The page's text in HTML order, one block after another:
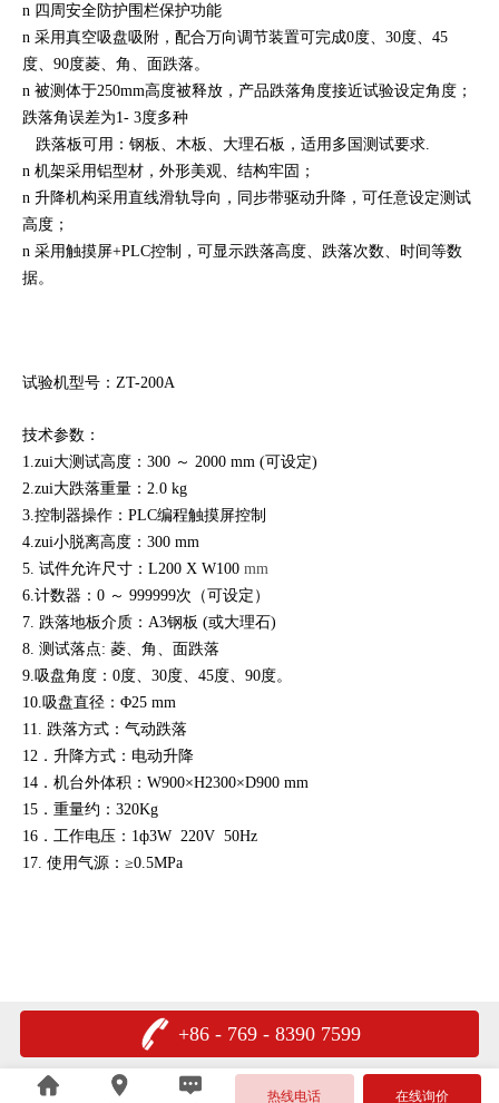
n 四周安全防护围栏保护功能
n 采用真空吸盘吸附，配合万向调节装置可完成0度、30度、45
度、90度菱、角、 面跌落。
n 被测体于250mm高度被释放，产品跌落角度接近试验设定角度；
跌落角误差为1- 3度多种
跌落板可用：钢板、木板、大理石板，适用多国测试要求
n 机架采用铝型材，外形美观、结构牢固；
n 升降机构采用直线滑轨导向，同步带驱动升降，可任意设定测试
高度；
n 采用触摸屏+PLC控制，可显示跌落高度、跌落次数、时间等数
据。
试验机型号：ZT-200A
技术参数：
1.zui大测试高度：300 ～ 2000 mm (可设定)
2.zui大跌落重量：2.0 kg
3.控制器操作：PLC编程触摸屏控制
4.zui小脱离高度：300 mm
5. 试件允许尺寸：L200 X W100 mm
6.计数器：0 ～ 999999次（可设定）
7. 跌落地板介质：A3钢板 (或大理石)
8. 测试落点: 菱、角、面跌落
9.吸盘角度：0度、30度、45度、90度。
10.吸盘直径：Φ25 mm
11. 跌落方式：气动跌落
12．升降方式：电动升降
14．机台外体积：W900×H2300×D900 mm
15．重量约：320Kg
16．工作电压：1ф3W 220V 50Hz
17. 使用气源：≥0.5MPa
+86 - 769 - 8390 7599
热线电话 在线询价